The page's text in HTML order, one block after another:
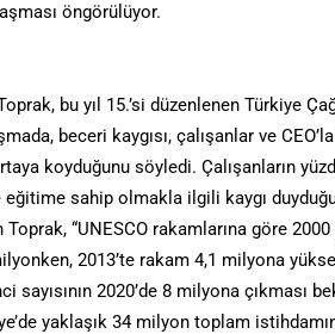
öngörülüyor.
bu yıl 15.’si düzenlenen Türkiye
beceri kaygısı, çalışanlar ve
koyduğunu söyledi. Çalışanların
sahip olmakla ilgili kaygı
“UNESCO rakamlarına göre 2000
2013’te rakam 4,1 milyona
2020’de 8 milyona çıkması
yaklaşık 34 milyon toplam